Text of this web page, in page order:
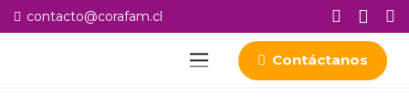
contacto@corafam.cl
Contáctanos